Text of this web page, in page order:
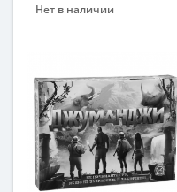
Нет в наличии
От 10-ти лет
Материал
Картон